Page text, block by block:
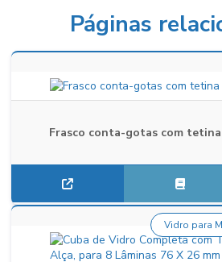
Páginas
Frasco conta-gotas com
Vidro para